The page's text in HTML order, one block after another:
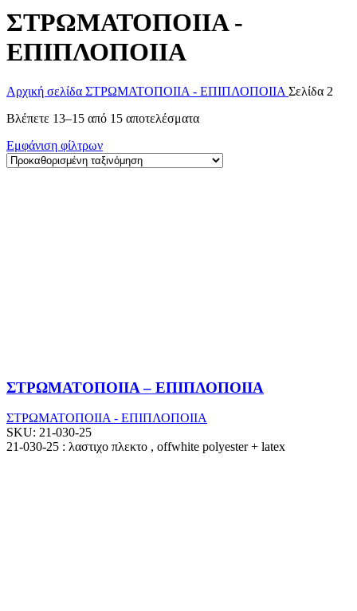
ΣΤΡΩΜΑΤΟΠΟΙΙΑ -
ΕΠΙΠΛΟΠΟΙΙΑ
Αρχική σελίδα ΣΤΡΩΜΑΤΟΠΟΙΙΑ - ΕΠΙΠΛΟΠΟΙΙΑ Σελίδα 2
Βλέπετε 13–15 από 15 αποτελέσματα
Εμφάνιση φίλτρων
ΣΤΡΩΜΑΤΟΠΟΙΙΑ – ΕΠΙΠΛΟΠΟΙΙΑ
ΣΤΡΩΜΑΤΟΠΟΙΙΑ - ΕΠΙΠΛΟΠΟΙΙΑ
SKU: 21-030-25
21-030-25 : λαστιχο πλεκτο , offwhite polyester + latex